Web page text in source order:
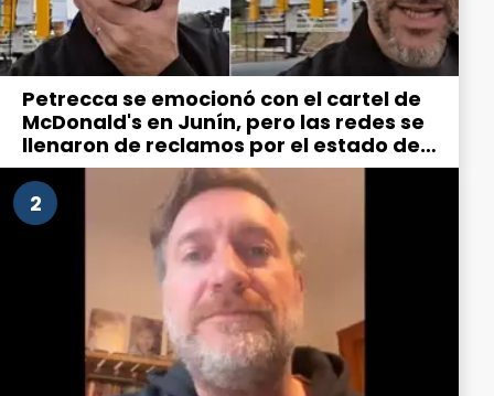
Petrecca se emocionó con el cartel de
McDonald's en Junín, pero las redes se
llenaron de reclamos por el estado de
la ciudad
2